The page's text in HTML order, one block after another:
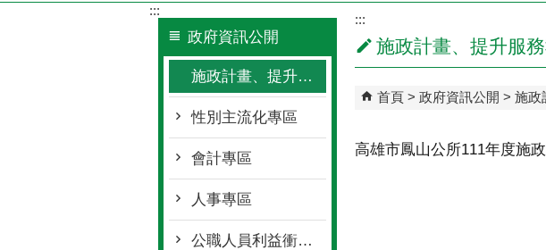
:::
政府資訊公開
施政計畫、提升服務執行計畫、風險管理及危機處理
性別主流化專區
會計專區
人事專區
公職人員利益衝突迴避身分揭露專區
:::
施政計畫、提升服
首頁 政府資訊公開 施政
高雄市鳳山公所111年度施